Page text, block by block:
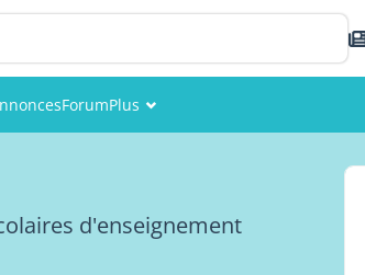
ForumPlus
d'enseignement